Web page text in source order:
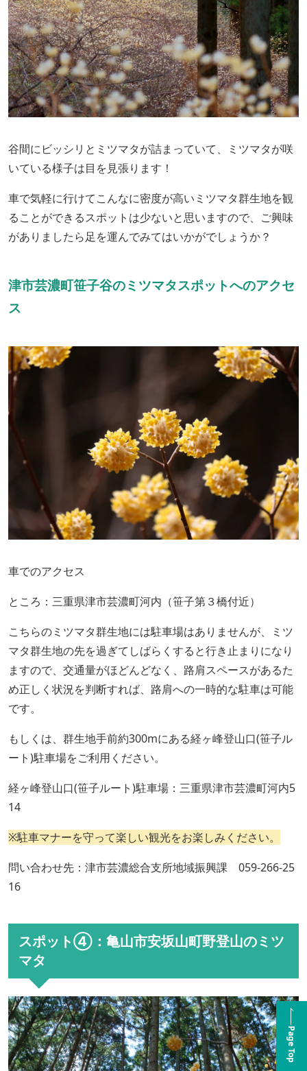
谷間にビッシリとミツマタが詰まっていて、ミツマタが咲
いている様子は目を見張ります！
車で気軽に行けてこんなに密度が高いミツマタ群生地を観
ることができるスポットは少ないと思いますので、ご興味
がありましたら足を運んでみてはいかがでしょうか？
津市芸濃町笹子谷のミツマタスポットへのアクセ
ス
車でのアクセス
ところ：三重県津市芸濃町河内（笹子第３橋付近）
こちらのミツマタ群生地には駐車場はありませんが、ミツ
マタ群生地の先を過ぎてしばらくすると行き止まりになり
ますので、交通量がほどんどなく、路肩スペースがあるた
め正しく状況を判断すれば、路肩への一時的な駐車は可能
です。
もしくは、群生地手前約300mにある経ヶ峰登山口(笹子ル
ート)駐車場をご利用ください。
経ヶ峰登山口(笹子ルート)駐車場：三重県津市芸濃町河内5
14
※駐車マナーを守って楽しい観光をお楽しみください。
問い合わせ先：津市芸濃総合支所地域振興課 059-266-25
16
スポット④：亀山市安坂山町野登山のミツ
マタ
Page Top